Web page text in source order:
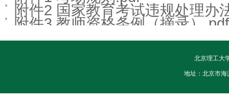
附件2 国家教育考试违规处理办
附件3 教师资格条例（摘录）.pdf
北京理工大
地址：北京市